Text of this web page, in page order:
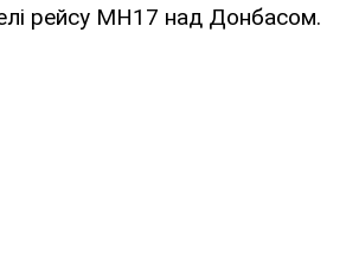
рейсу МН17 над Донбасом.